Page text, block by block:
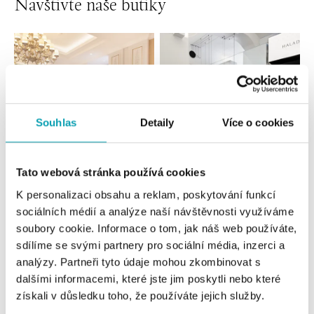
Souhlas Detaily Více o cookies
Tato webová stránka používá cookies
K personalizaci obsahu a reklam, poskytování funkcí
sociálních médií a analýze naší návštěvnosti využíváme
soubory cookie. Informace o tom, jak náš web používáte,
sdílíme se svými partnery pro sociální média, inzerci a
analýzy. Partneři tyto údaje mohou zkombinovat s
dalšími informacemi, které jste jim poskytli nebo které
získali v důsledku toho, že používáte jejich služby.
Navštivte naše butiky
HALADA Pařížská, Praha
Pařížská 7, 110 00 Praha 1
tel.: +420724986111
dnes otevřeno do 19:00